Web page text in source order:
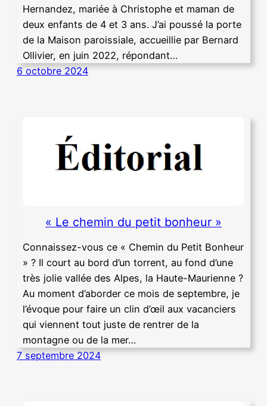
Hernandez, mariée à Christophe et maman de
deux enfants de 4 et 3 ans. J’ai poussé la porte
de la Maison paroissiale, accueillie par Bernard
Ollivier, en juin 2022, répondant…
6 octobre 2024
« Le chemin du petit bonheur »
Connaissez-vous ce « Chemin du Petit Bonheur
» ? Il court au bord d’un torrent, au fond d’une
très jolie vallée des Alpes, la Haute-Maurienne ?
Au moment d’aborder ce mois de septembre, je
l’évoque pour faire un clin d’œil aux vacanciers
qui viennent tout juste de rentrer de la
montagne ou de la mer…
7 septembre 2024